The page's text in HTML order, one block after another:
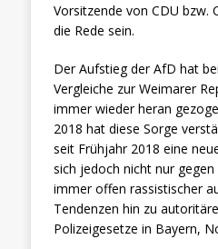
Vorsitzende von CDU bzw.
die Rede sein.
Der Aufstieg der AfD hat
Vergleiche zur Weimarer
immer wieder heran
2018 hat diese Sorge
seit Frühjahr 2018 eine
sich jedoch nicht nur
immer offen rassistischer
Tendenzen hin zu
Polizeigesetze in Bayern,